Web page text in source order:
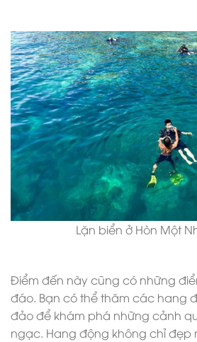
Lặn biển ở Hòn Một
Điểm đến này cũng có những
đáo. Bạn có thể thăm các hang
đảo để khám phá những cảnh
ngạc. Hang động không chỉ đẹp